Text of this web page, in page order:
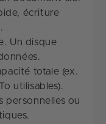
écriture
Un disque
totale (ex.
utilisables).
personnelles ou